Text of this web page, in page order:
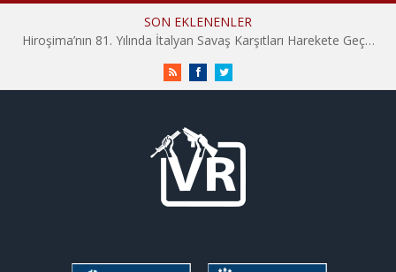
SON EKLENENLER
Hiroşima’nın 81. Yılında İtalyan Savaş Karşıtları Harekete Geçti: “Hatırlamak yeterli değil”
RSS FacebookTwitter